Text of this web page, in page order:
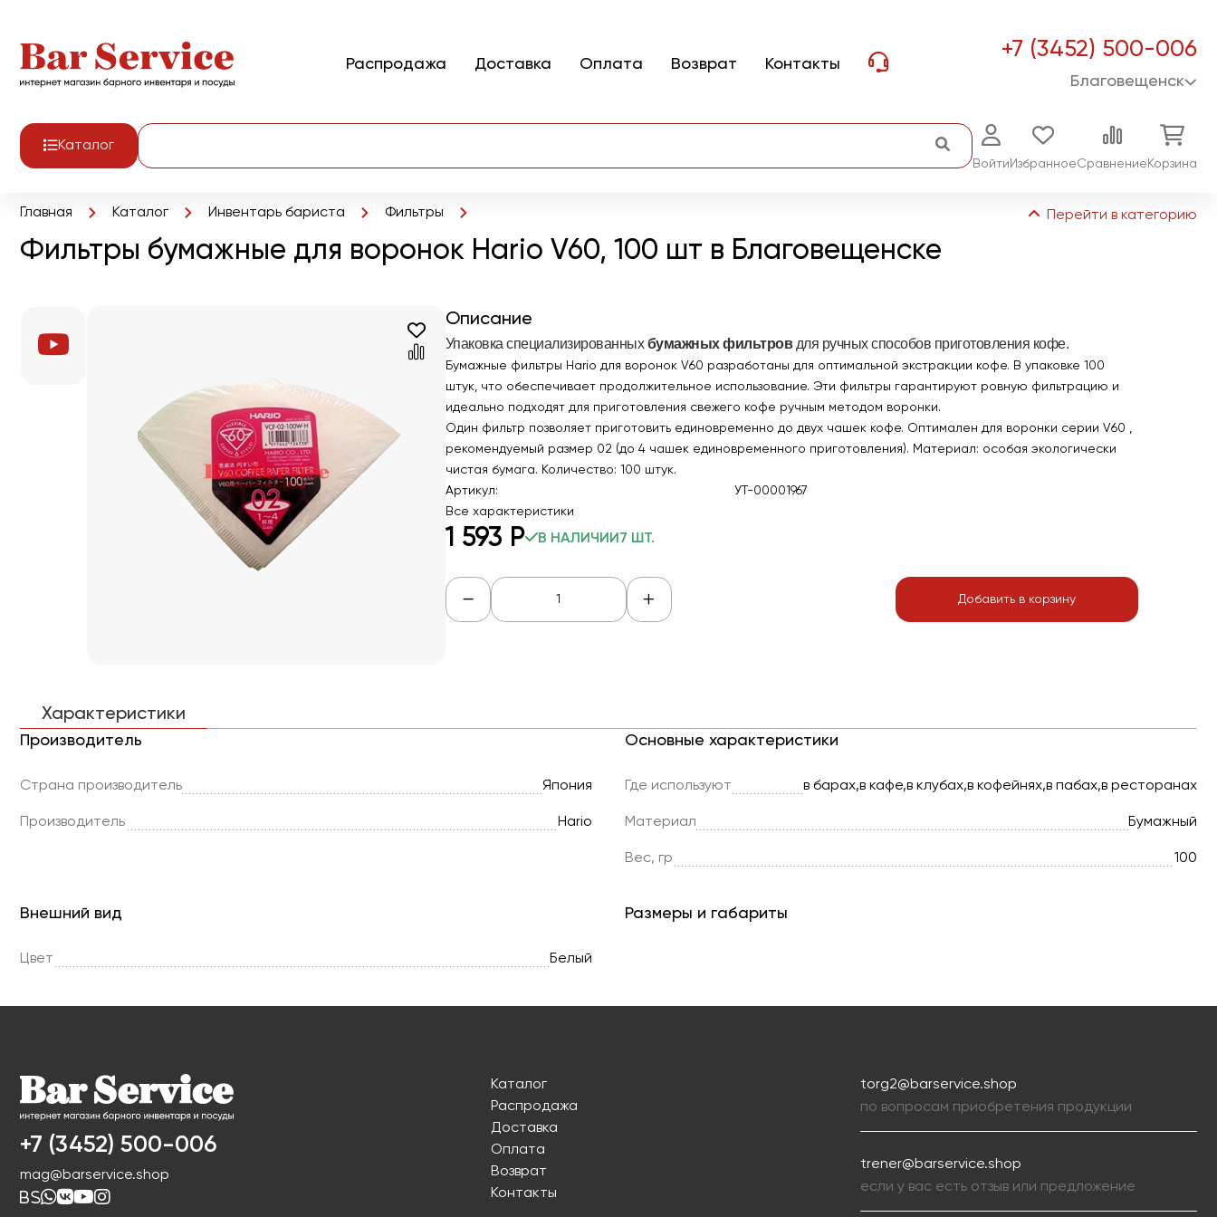
Распродажа Доставка Оплата Возврат Контакты
+7 (3452) 500-006
Благовещенск
Каталог
Войти ИзбранноеСравнение Корзина
Главная Каталог Инвентарь бариста Фильтры
Фильтры бумажные для воронок Hario V60, 100 шт в Благовещенске
Перейти в категорию
Описание
Упаковка специализированныхбумажных фильтровдля ручных способов приготовления кофе.
Бумажные фильтры Hario для воронок V60 разработаны для оптимальной экстракции кофе. В упаковке 100
штук, что обеспечивает продолжительное использование. Эти фильтры гарантируют ровную фильтрацию и
идеально подходят для приготовления свежего кофе ручным методом воронки.
Один фильтр позволяет приготовить единовременно до двух чашек кофе. Оптимален для воронки серии V60 ,
рекомендуемый размер 02 (до 4 чашек единовременного приготовления). Материал: особая экологически
чистая бумага. Количество: 100 штук.
Артикул:
УТ-00001967
Все характеристики
1 593 Р В НАЛИЧИИ 7 ШТ.
Добавить в корзину
Характеристики
Производитель
Страна производитель Япония
Производитель Hario
Основные характеристики
Где используют в барах,в кафе,в клубах,в кофейнях,в пабах,в ресторанах
Материал Бумажный
Вес, гр 100
Внешний вид
Цвет Белый
Размеры и габариты
+7 (3452) 500-006
mag@barservice.shop
Каталог
Распродажа
Доставка
Оплата
Возврат
Контакты
torg2@barservice.shop
по вопросам приобретения продукции
trener@barservice.shop
если у вас есть отзыв или предложение